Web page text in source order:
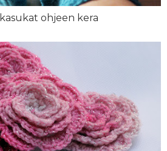
ohjeen kera